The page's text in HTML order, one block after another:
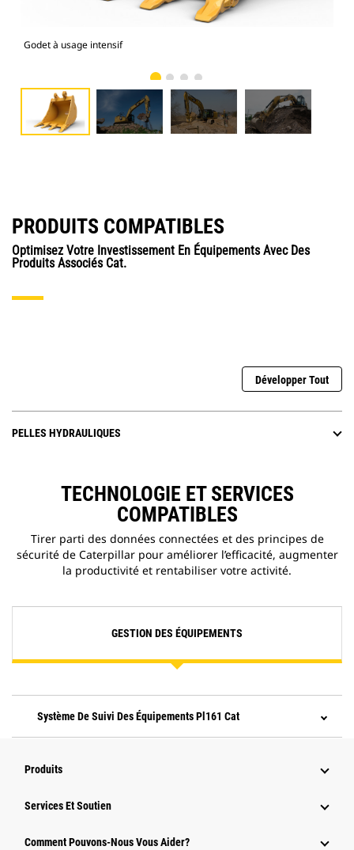
Godet à usage intensif
PRODUITS COMPATIBLES
Optimisez Votre Investissement En Équipements Avec Des
Produits Associés Cat.
Développer Tout
PELLES HYDRAULIQUES
TECHNOLOGIE ET SERVICES
COMPATIBLES
Tirer parti des données connectées et des principes de
sécurité de Caterpillar pour améliorer l’efficacité, augmenter
la productivité et rentabiliser votre activité.
GESTION DES ÉQUIPEMENTS
Système De Suivi Des Équipements Pl161 Cat
Produits
Services Et Soutien
Comment Pouvons-Nous Vous Aider?